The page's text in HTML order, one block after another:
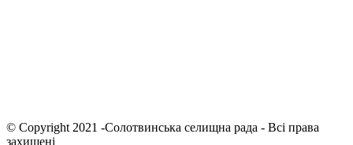
© Copyright 2021 -Солотвинська селищна рада - Всі права
захищені